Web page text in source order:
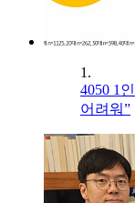
1.
4050 1
어려워”